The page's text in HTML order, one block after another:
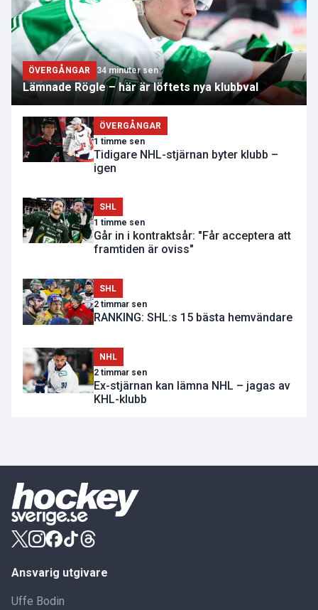
ÖVERGÅNGAR 34 minuter sen
Lämnade Rögle – här är löftets nya klubbval
ÖVERGÅNGAR
1 timme sen
Tidigare NHL-stjärnan byter klubb –
igen
SHL
1 timme sen
Går in i kontraktsår: "Får acceptera att
framtiden är oviss"
SHL
2 timmar sen
RANKING: SHL:s 15 bästa hemvändare
NHL
2 timmar sen
Ex-stjärnan kan lämna NHL – jagas av
KHL-klubb
Ansvarig utgivare
Uffe Bodin